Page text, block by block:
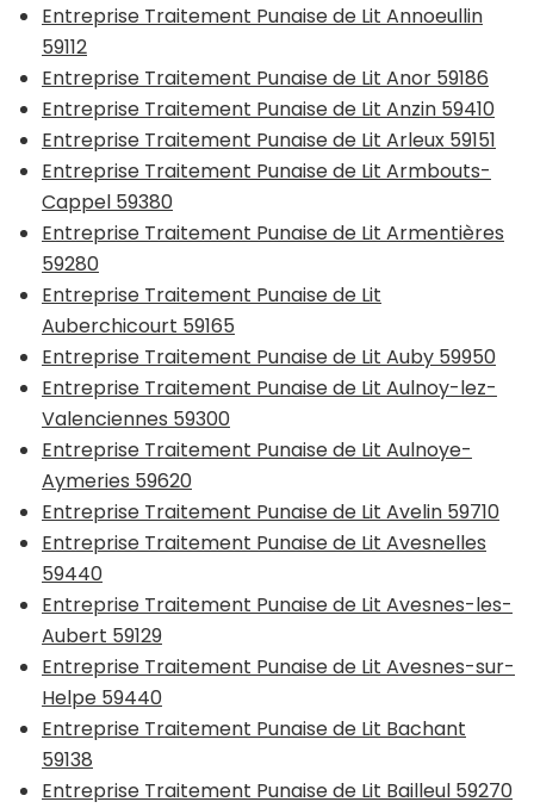
Entreprise Traitement Punaise de Lit Annoeullin
59112
Entreprise Traitement Punaise de Lit Anor 59186
Entreprise Traitement Punaise de Lit Anzin 59410
Entreprise Traitement Punaise de Lit Arleux 59151
Entreprise Traitement Punaise de Lit Armbouts-
Cappel 59380
Entreprise Traitement Punaise de Lit Armentières
59280
Entreprise Traitement Punaise de Lit
Auberchicourt 59165
Entreprise Traitement Punaise de Lit Auby 59950
Entreprise Traitement Punaise de Lit Aulnoy-lez-
Valenciennes 59300
Entreprise Traitement Punaise de Lit Aulnoye-
Aymeries 59620
Entreprise Traitement Punaise de Lit Avelin 59710
Entreprise Traitement Punaise de Lit Avesnelles
59440
Entreprise Traitement Punaise de Lit Avesnes-les-
Aubert 59129
Entreprise Traitement Punaise de Lit Avesnes-sur-
Helpe 59440
Entreprise Traitement Punaise de Lit Bachant
59138
Entreprise Traitement Punaise de Lit Bailleul 59270